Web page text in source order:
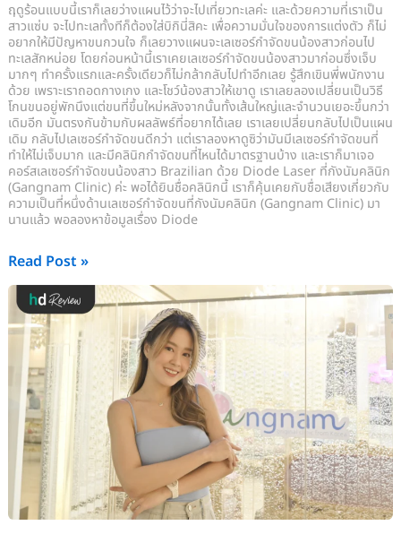
ฤดูร้อนแบบนี้เราก็เลยว่างแผนไว้ว่าจะไปเที่ยวทะเลค่ะ และด้วยความที่เราเป็น
สาวแซ่บ จะไปทะเลทั้งทีก็ต้องใส่บิกินี่สิคะ เพื่อความมั่นใจของการแต่งตัว ก็ไม่
อยากให้มีปัญหาขนกวนใจ ก็เลยวางแผนจะเลเซอร์กำจัดขนน้องสาวก่อนไป
ทะเลสักหน่อย โดยก่อนหน้านี้เราเคยเลเซอร์กำจัดขนน้องสาวมาก่อนซึ่งเจ็บ
มากๆ ทำครั้งแรกและครั้งเดียวก็ไม่กล้ากลับไปทำอีกเลย รู้สึกเขินพี่พนักงาน
ด้วย เพราะเราถอดกางเกง และโชว์น้องสาวให้เขาดู เราเลยลองเปลี่ยนเป็นวิธี
โกนขนอยู่พักนึงแต่ขนที่ขึ้นใหม่หลังจากนั้นทั้งเส้นใหญ่และจำนวนเยอะขึ้นกว่า
เดิมอีก มันตรงกันข้ามกับผลลัพธ์ที่อยากได้เลย เราเลยเปลี่ยนกลับไปเป็นแผน
เดิม กลับไปเลเซอร์กำจัดขนดีกว่า แต่เราลองหาดูซิว่ามันมีเลเซอร์กำจัดขนที่
ทำให้ไม่เจ็บมาก และมีคลินิกกำจัดขนที่ไหนได้มาตรฐานบ้าง และเราก็มาเจอ
คอร์สเลเซอร์กำจัดขนน้องสาว Brazilian ด้วย Diode Laser ที่กังนัมคลินิก
(Gangnam Clinic) ค่ะ พอได้ยินชื่อคลินิกนี้ เราก็คุ้นเคยกับชื่อเสียงเกี่ยวกับ
ความเป็นที่หนึ่งด้านเลเซอร์กำจัดขนที่กังนัมคลินิก (Gangnam Clinic) มา
นานแล้ว พอลองหาข้อมูลเรื่อง Diode
Read Post »
รีวิว
เลเซอร์
กำจัด
รักแร้
กัง
นัม
คลินิก
(Gangnam